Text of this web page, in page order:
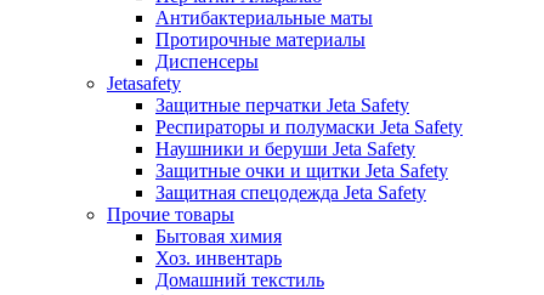
Антибактериальные маты
Протирочные материалы
Диспенсеры
Jetasafety
Защитные перчатки Jeta Safety
Респираторы и полумаски Jeta Safety
Наушники и беруши Jeta Safety
Защитные очки и щитки Jeta Safety
Защитная спецодежда Jeta Safety
Прочие товары
Бытовая химия
Хоз. инвентарь
Домашний текстиль